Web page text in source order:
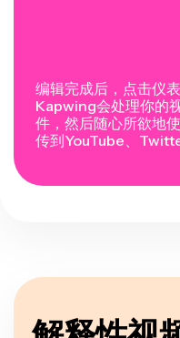
编辑完成后，点击仪
Kapwing会处理你的
件，然后随心所欲地
传到YouTube、